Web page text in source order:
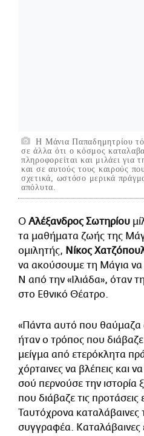
Η Μάνια Παπαδημητρίου
σε άλλα ότι ο κόσμος
πληροφορείται και μιλάει για
και σε αυτούς τους καιρούς
σχετικά, ωστόσο μερικά
απόλυτα.
Ο Αλέξανδρος Σωτηρίου
τα μαθήματα ζωής της
ομιλητής, Νίκος
να ακούσουμε τη Μάγια να
Ν από την «Ιλιάδα», όταν
στο Εθνικό Θέατρο.
«Πάντα αυτό που θαύμαζα
ήταν ο τρόπος που
μείγμα από ετερόκλητα
χόρταινες να βλέπεις και
σού περνούσε την
που διάβαζε τις προτάσεις
Ταυτόχρονα καταλάβαινες
συγγραφέα. Καταλάβαινες